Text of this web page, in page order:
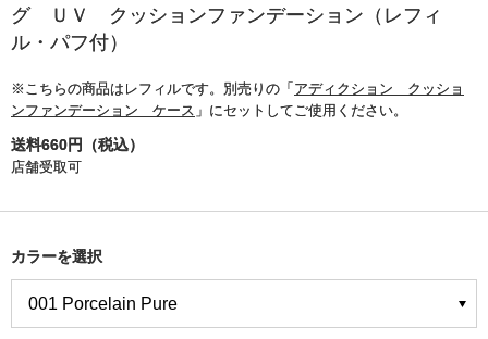
グ ＵＶ クッションファンデーション（レフィ
ル・パフ付）
※こちらの商品はレフィルです。別売りの「 アディクション クッショ
ンファンデーション ケース 」にセットしてご使用ください。
送料660円（税込）
店舗受取可
カラーを選択